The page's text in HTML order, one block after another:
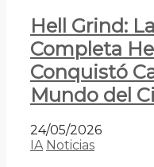
Hell Grind:
Completa
Conquistó
Mundo del
24/05/2026
IA Noticias